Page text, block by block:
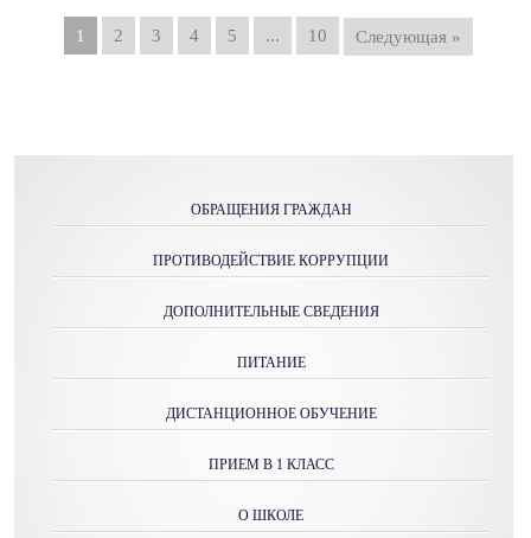
1 2 3 4 5 ... 10 Следующая »
ОБРАЩЕНИЯ ГРАЖДАН
ПРОТИВОДЕЙСТВИЕ КОРРУПЦИИ
ДОПОЛНИТЕЛЬНЫЕ СВЕДЕНИЯ
ПИТАНИЕ
ДИСТАНЦИОННОЕ ОБУЧЕНИЕ
ПРИЕМ В 1 КЛАСС
О ШКОЛЕ